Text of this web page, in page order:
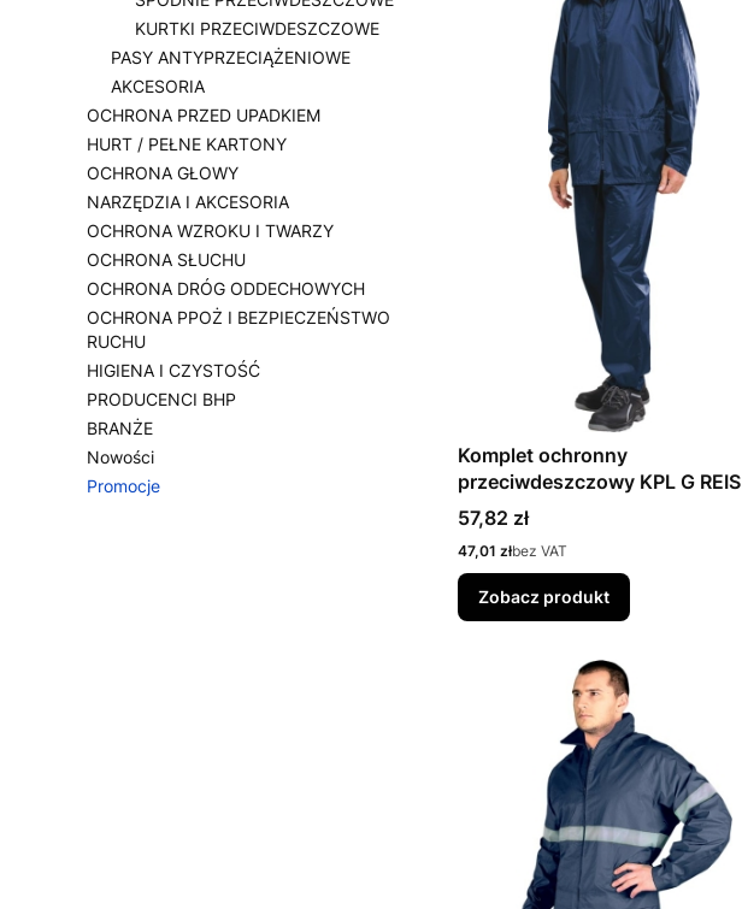
KURTKI PRZECIWDESZCZOWE
PASY ANTYPRZECIĄŻENIOWE
AKCESORIA
OCHRONA PRZED UPADKIEM
HURT / PEŁNE KARTONY
OCHRONA GŁOWY
NARZĘDZIA I AKCESORIA
OCHRONA WZROKU I TWARZY
OCHRONA SŁUCHU
OCHRONA DRÓG ODDECHOWYCH
OCHRONA PPOŻ I BEZPIECZEŃSTWO
RUCHU
HIGIENA I CZYSTOŚĆ
PRODUCENCI BHP
BRANŻE
Nowości
Promocje
Komplet ochronny
przeciwdeszczowy KPL G REIS
Cena
57,82 zł
Cena
47,01 złbez VAT
Zobacz produkt